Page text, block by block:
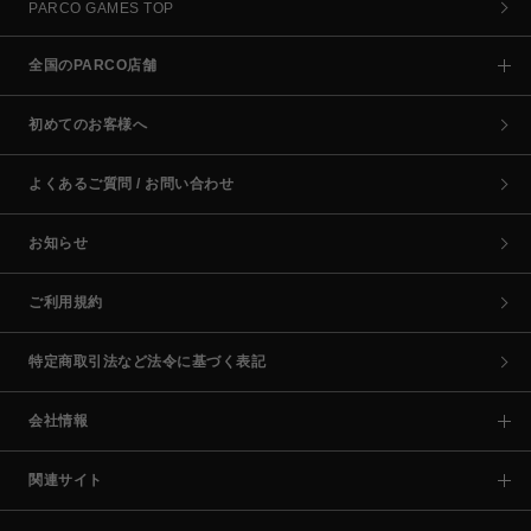
PARCO GAMES TOP
全国のPARCO店舗
初めてのお客様へ
よくあるご質問 / お問い合わせ
お知らせ
ご利用規約
特定商取引法など法令に基づく表記
会社情報
関連サイト